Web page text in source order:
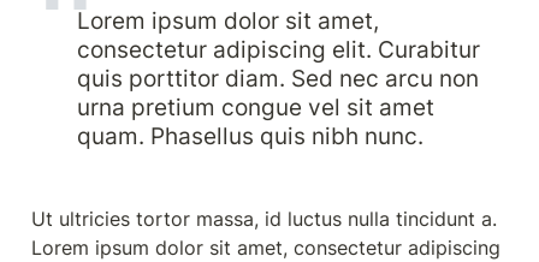
Lorem ipsum dolor sit amet,
consectetur adipiscing elit. Curabitur
quis porttitor diam. Sed nec arcu non
urna pretium congue vel sit amet
quam. Phasellus quis nibh nunc.
Ut ultricies tortor massa, id luctus nulla tincidunt a.
Lorem ipsum dolor sit amet, consectetur adipiscing